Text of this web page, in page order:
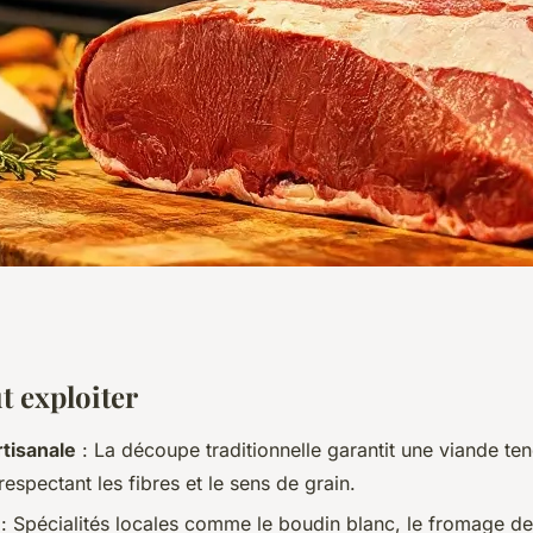
la boucherie
exploiter
: La découpe traditionnelle garantit une viande
les fibres et le sens de grain.
: Spécialités locales comme le boudin blanc, le fromage